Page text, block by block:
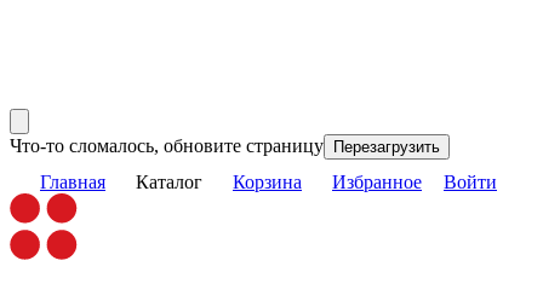
Что-то сломалось, обновите страницу Перезагрузить
Главная Каталог Корзина Избранное Войти